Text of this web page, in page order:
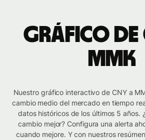
Gráfico de
MMK
Nuestro gráfico interactivo de CNY a
cambio medio del mercado en tiempo
datos históricos de los últimos 5 años.
cambio mejor? Configura una alerta
cuando mejore. Y con nuestros